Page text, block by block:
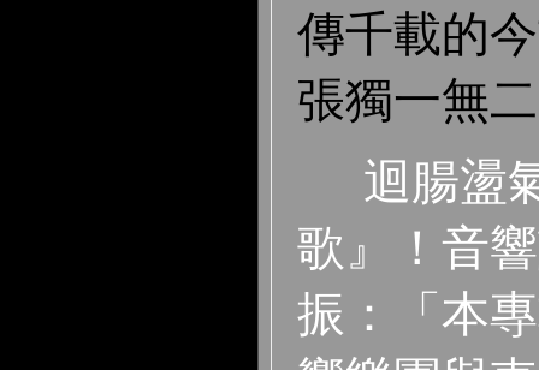
傳千載的
張獨一無
迴腸盪
歌』！音
振：「本